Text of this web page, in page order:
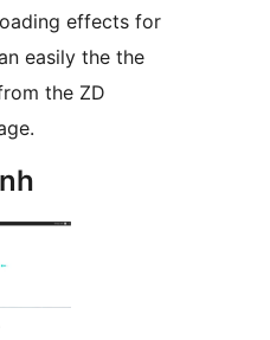
effects for
easily the the
the ZD